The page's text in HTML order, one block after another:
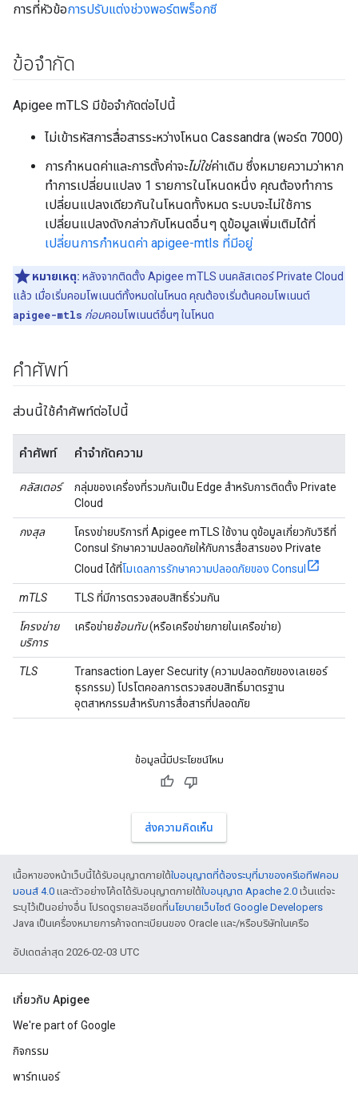
การที่หัวข้อการปรับแต่งช่วงพอร์ตพร็อกซี
ข้อจำกัด
Apigee mTLS มีข้อจำกัดต่อไปนี้
ไม่เข้ารหัสการสื่อสารระหว่างโหนด Cassandra (พอร์ต 7000)
การกำหนดค่าและการตั้งค่าจะไม่ใช่ค่าเดิม ซึ่งหมายความว่าหาก
ทำการเปลี่ยนแปลง 1 รายการในโหนดหนึ่ง คุณต้องทำการ
เปลี่ยนแปลงเดียวกันในโหนดทั้งหมด ระบบจะไม่ใช้การ
เปลี่ยนแปลงดังกล่าวกับโหนดอื่นๆ ดูข้อมูลเพิ่มเติมได้ที่
เปลี่ยนการกำหนดค่า apigee-mtls ที่มีอยู่
หมายเหตุ: หลังจากติดตั้ง Apigee mTLS บนคลัสเตอร์ Private Cloud
แล้ว เมื่อเริ่มคอมโพเนนต์ทั้งหมดในโหนด คุณต้องเริ่มต้นคอมโพเนนต์
apigee-mtls ก่อนคอมโพเนนต์อื่นๆ ในโหนด
คำศัพท์
ส่วนนี้ใช้คำศัพท์ต่อไปนี้
คำศัพท์ คำจำกัดความ
คลัสเตอร์
กลุ่มของเครื่องที่รวมกันเป็น Edge สำหรับการติดตั้ง Private
Cloud
กงสุล
โครงข่ายบริการที่ Apigee mTLS ใช้งาน ดูข้อมูลเกี่ยวกับวิธีที่
Consul รักษาความปลอดภัยให้กับการสื่อสารของ Private
Cloud ได้ที่โมเดลการรักษาความปลอดภัยของ Consul
mTLS TLS ที่มีการตรวจสอบสิทธิ์ร่วมกัน
โครงข่าย
บริการ
เครือข่ายซ้อนทับ(หรือเครือข่ายภายในเครือข่าย)
TLS
Transaction Layer Security (ความปลอดภัยของเลเยอร์
ธุรกรรม) โปรโตคอลการตรวจสอบสิทธิ์มาตรฐาน
อุตสาหกรรมสำหรับการสื่อสารที่ปลอดภัย
ข้อมูลนี้มีประโยชน์ไหม
ส่งความคิดเห็น
เนื้อหาของหน้าเว็บนี้ได้รับอนุญาตภายใต้ใบอนุญาตที่ต้องระบุที่มาของครีเอทีฟคอม
มอนส์ 4.0 และตัวอย่างโค้ดได้รับอนุญาตภายใต้ใบอนุญาต Apache 2.0 เว้นแต่จะ
ระบุไว้เป็นอย่างอื่น โปรดดูรายละเอียดที่นโยบายเว็บไซต์ Google Developers
Java เป็นเครื่องหมายการค้าจดทะเบียนของ Oracle และ/หรือบริษัทในเครือ
อัปเดตล่าสุด 2026-02-03 UTC
เกี่ยวกับ Apigee
We're part of Google
กิจกรรม
พาร์ทเนอร์